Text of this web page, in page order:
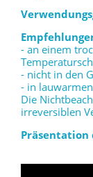
- an einem
- nicht in den
- in
Die
irreversiblen